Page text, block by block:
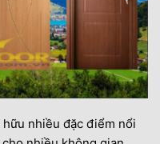
hữu nhiều đặc điểm nổi